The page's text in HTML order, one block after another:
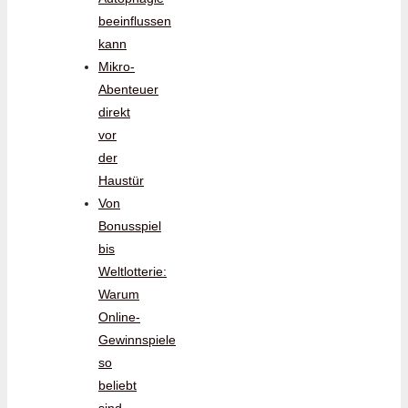
beeinflussen
kann
Mikro-
Abenteuer
direkt
vor
der
Haustür
Von
Bonusspiel
bis
Weltlotterie:
Warum
Online-
Gewinnspiele
so
beliebt